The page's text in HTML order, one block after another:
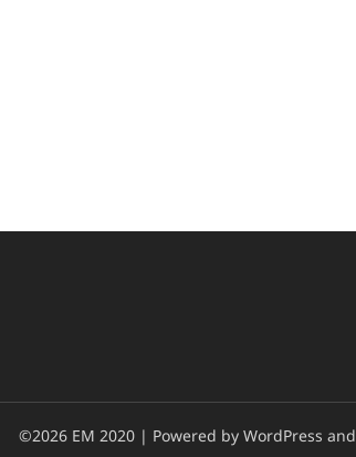
©2026 EM 2020 | Powered by WordPress and